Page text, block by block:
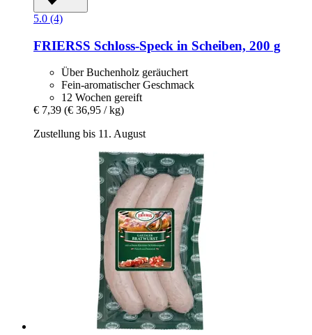
5.0 (4)
FRIERSS Schloss-​Speck in Scheiben, 200 g
Über Buchenholz geräuchert
Fein-aromatischer Geschmack
12 Wochen gereift
€ 7,39 (€ 36,95 / kg)
Zustellung bis 11. August